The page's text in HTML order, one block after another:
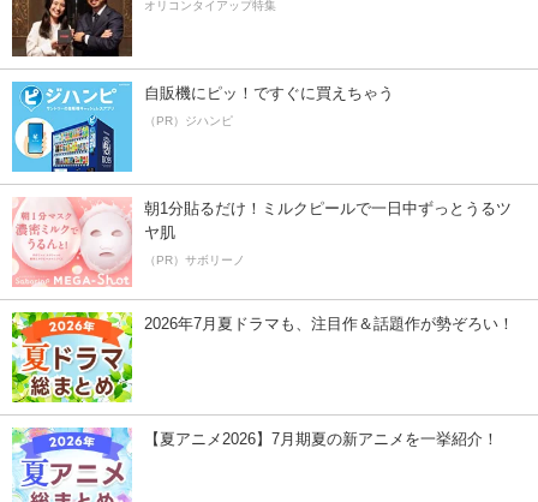
オリコンタイアップ特集
自販機にピッ！ですぐに買えちゃう
（PR）ジハンピ
朝1分貼るだけ！ミルクピールで一日中ずっとうるツ
ヤ肌
（PR）サボリーノ
2026年7月夏ドラマも、注目作＆話題作が勢ぞろい！
【夏アニメ2026】7月期夏の新アニメを一挙紹介！